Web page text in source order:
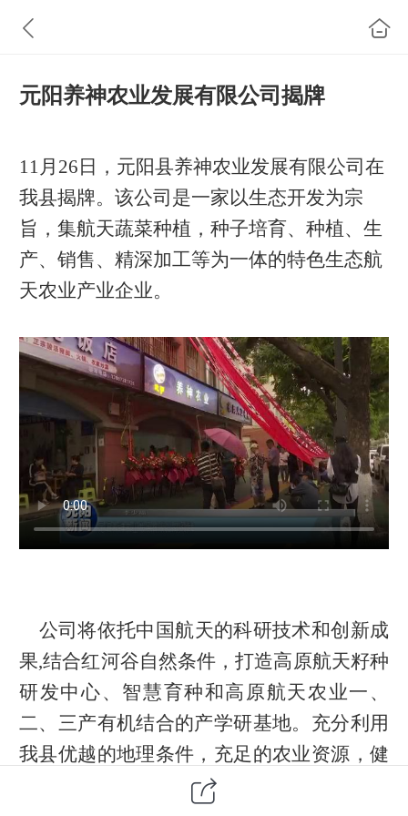
元阳养神农业发展有限公司揭牌
11月26日，元阳县养神农业发展有限公司在
我县揭牌。该公司是一家以生态开发为宗
旨，集航天蔬菜种植，种子培育、种植、生
产、销售、精深加工等为一体的特色生态航
天农业产业企业。
公司将依托中国航天的科研技术和创新成
果,结合红河谷自然条件，打造高原航天籽种
研发中心、智慧育种和高原航天农业一、
二、三产有机结合的产学研基地。充分利用
我县优越的地理条件，充足的农业资源，健
康地产业态势,以循环经济农业产业链集群的